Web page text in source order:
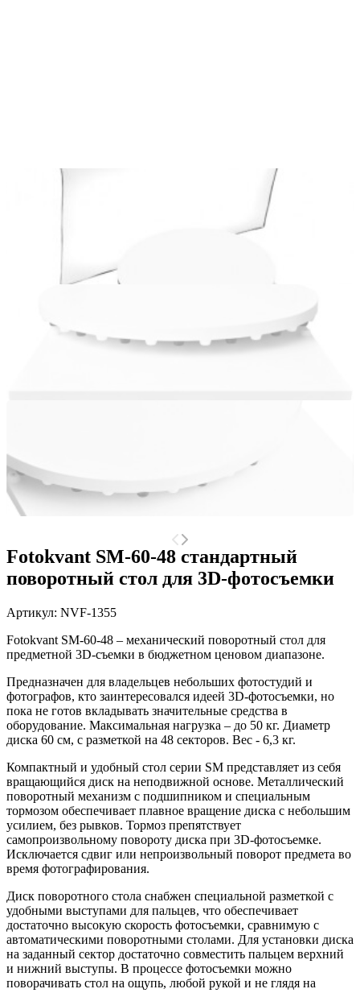
Fotokvant SM-60-48 стандартный
поворотный стол для 3D-фотосъемки
Артикул: NVF-1355
Fotokvant SM-60-48 – механический поворотный стол для
предметной 3D-съемки в бюджетном ценовом диапазоне.
Предназначен для владельцев небольших фотостудий и
фотографов, кто заинтересовался идеей 3D-фотосъемки, но
пока не готов вкладывать значительные средства в
оборудование. Максимальная нагрузка – до 50 кг. Диаметр
диска 60 см, с разметкой на 48 секторов. Вес - 6,3 кг.
Компактный и удобный стол серии SM представляет из себя
вращающийся диск на неподвижной основе. Металлический
поворотный механизм с подшипником и специальным
тормозом обеспечивает плавное вращение диска с небольшим
усилием, без рывков. Тормоз препятствует
самопроизвольному повороту диска при 3D-фотосъемке.
Исключается сдвиг или непроизвольный поворот предмета во
время фотографирования.
Диск поворотного стола снабжен специальной разметкой с
удобными выступами для пальцев, что обеспечивает
достаточно высокую скорость фотосъемки, сравнимую с
автоматическими поворотными столами. Для установки диска
на заданный сектор достаточно совместить пальцем верхний
и нижний выступы. В процессе фотосъемки можно
поворачивать стол на ощупь, любой рукой и не глядя на